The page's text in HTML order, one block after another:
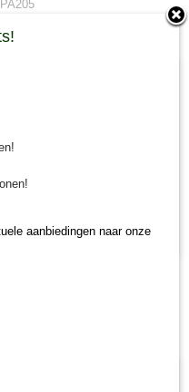
aanbiedingen naar onze